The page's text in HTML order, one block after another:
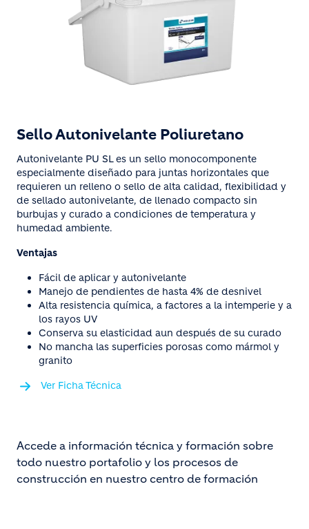
Sello Autonivelante Poliuretano
Autonivelante PU SL es un sello monocomponente
especialmente diseñado para juntas horizontales que
requieren un relleno o sello de alta calidad, flexibilidad y
de sellado autonivelante, de llenado compacto sin
burbujas y curado a condiciones de temperatura y
humedad ambiente.
Ventajas
Fácil de aplicar y autonivelante
Manejo de pendientes de hasta 4% de desnivel
Alta resistencia química, a factores a la intemperie y a
los rayos UV
Conserva su elasticidad aun después de su curado
No mancha las superficies porosas como mármol y
granito
Ver Ficha Técnica
Accede a información técnica y formación sobre
todo nuestro portafolio y los procesos de
construcción en nuestro centro de formación